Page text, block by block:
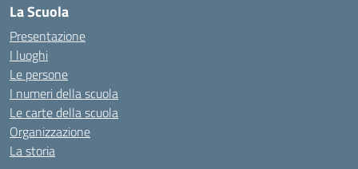
La Scuola
Presentazione
I luoghi
Le persone
I numeri della scuola
Le carte della scuola
Organizzazione
La storia